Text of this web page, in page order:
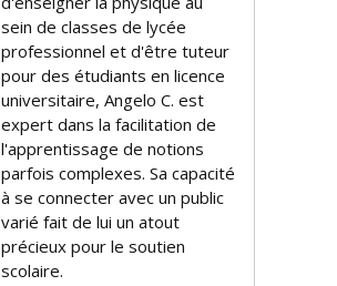
sein de classes de lycée
professionnel et d'être tuteur
pour des étudiants en licence
universitaire, Angelo C. est
expert dans la facilitation de
l'apprentissage de notions
parfois complexes. Sa capacité
à se connecter avec un public
varié fait de lui un atout
précieux pour le soutien
scolaire.